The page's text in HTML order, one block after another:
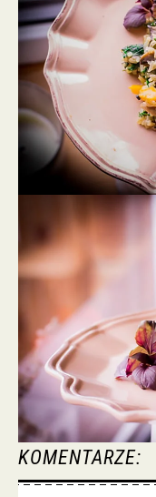
KOMENTARZE: